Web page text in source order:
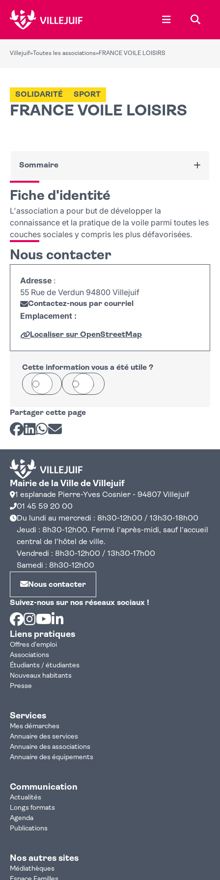
Ouvrir le
Villejuif» Toutes les associations»FRANCE VOILE LOISIRS
FRANCE VOILE LOISIRS
SOLIDARITÉ SPORT
Sommaire
Fiche d'identité
Nous contacter
Fiche d'identité
L'association a pour but de développer la
connaissance et la pratique de la voile parmi toutes les
couches sociales y compris les plus défavorisées.
Nous contacter
Adresse :
55 Rue de Verdun 94800 Villejuif
Contactez-nous par courriel
Emplacement :
Localiser sur OpenStreetMap
+
−
Leaflet
Cette information vous a été utile ?
Oui Non
Partager cette page
Partager sur Facebook
Partager sur LinkedIn
Partager sur Whatsapp
Partager par courriel
Mairie de la Ville de Villejuif
1 esplanade Pierre-Yves Cosnier - 94807 Villejuif
01 45 59 20 00
Du lundi au mercredi : 8h30-12h00 / 13h30-18h00
Jeudi : 8h30-12h00. Fermé l'après-midi, sauf l'accueil
central de l'hôtel de ville.
Vendredi : 8h30-12h00 / 13h30-17h00
Samedi : 8h30-12h00
Nous contacter
Suivez-nous sur nos réseaux sociaux !
Facebook
Instagram
Youtube
Liens pratiques
Offres d'emploi
Associations
Étudiants / étudiantes
Nouveaux habitants
Presse
Services
Mes démarches
Annuaire des services
Annuaire des associations
Annuaire des équipements
Communication
Actualités
Longs formats
Agenda
Publications
Nos autres sites
Médiathèques